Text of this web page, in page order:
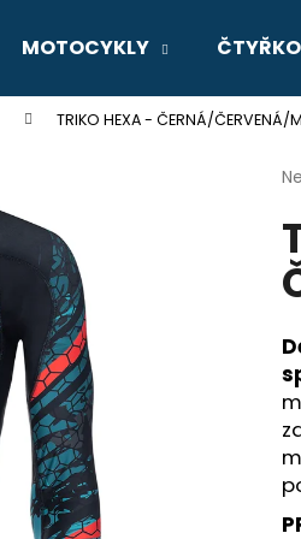
MOTOCYKLY
TRIKO HEXA - ČERNÁ/ČERVENÁ/
z
Co potřebujete
Doporučujeme
8R